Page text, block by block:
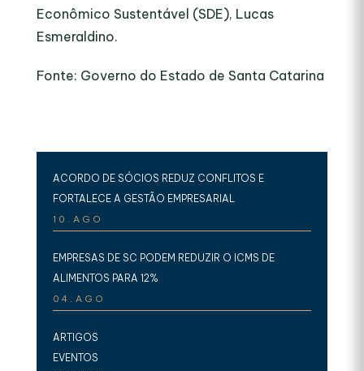
Econômico Sustentável (SDE), Lucas
Esmeraldino.
Fonte: Governo do Estado de Santa Catarina
ACORDO DE SÓCIOS REDUZ CONFLITOS E
FORTALECE A GESTÃO EMPRESARIAL
10.AGO
EMPRESAS DE SC PODEM REDUZIR O ICMS DE
ALIMENTOS PARA 12%
04.AGO
ARTIGOS
EVENTOS